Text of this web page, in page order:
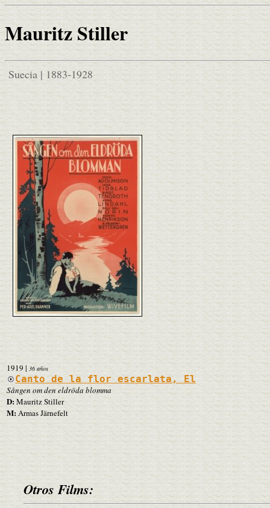
Mauritz Stiller
Suecia | 1883-1928
1919 | 36 años
Canto de la flor escarlata, El
Sången om den eldröda blomma
D:Mauritz Stiller
M:Armas Järnefelt
Otros Films: